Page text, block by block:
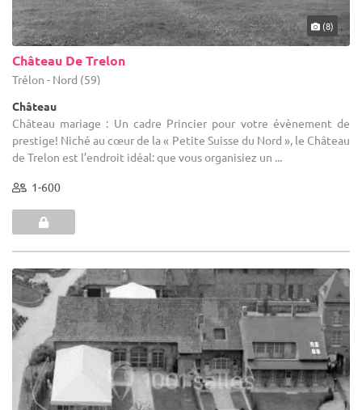
(8)
Château De Trelon
Trélon - Nord (59)
Château
Château mariage : Un cadre Princier pour votre évènement de
prestige! Niché au cœur de la « Petite Suisse du Nord », le Château
de Trelon est l’endroit idéal: que vous organisiez un ...
1-600